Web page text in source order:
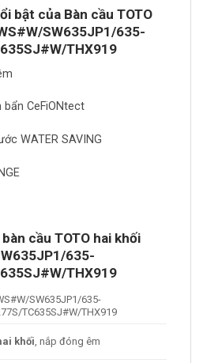
bật của Bàn cầu TOTO
SW635JP1/635-
THX919
CeFiONtect
WATER SAVING
cầu TOTO hai khối
635-
THX919
SW635JP1/635-
TC635SJ#W/THX919
khối , nắp đóng êm